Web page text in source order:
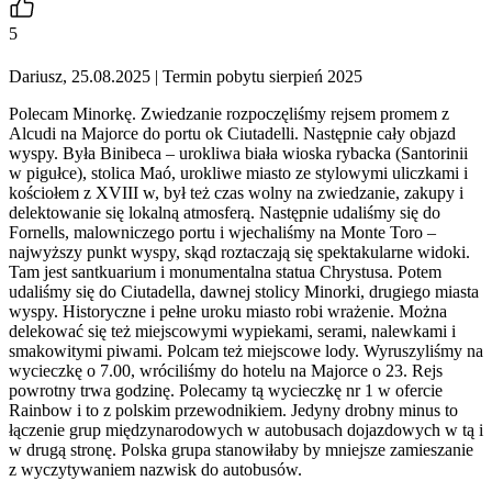
5
Dariusz, 25.08.2025 | Termin pobytu sierpień 2025
Polecam Minorkę. Zwiedzanie rozpoczęliśmy rejsem promem z
Alcudi na Majorce do portu ok Ciutadelli. Następnie cały objazd
wyspy. Była Binibeca – urokliwa biała wioska rybacka (Santorinii
w pigułce), stolica Maó, urokliwe miasto ze stylowymi uliczkami i
kościołem z XVIII w, był też czas wolny na zwiedzanie, zakupy i
delektowanie się lokalną atmosferą. Następnie udaliśmy się do
Fornells, malowniczego portu i wjechaliśmy na Monte Toro –
najwyższy punkt wyspy, skąd roztaczają się spektakularne widoki.
Tam jest santkuarium i monumentalna statua Chrystusa. Potem
udaliśmy się do Ciutadella, dawnej stolicy Minorki, drugiego miasta
wyspy. Historyczne i pełne uroku miasto robi wrażenie. Można
delekować się też miejscowymi wypiekami, serami, nalewkami i
smakowitymi piwami. Polcam też miejscowe lody. Wyruszyliśmy na
wycieczkę o 7.00, wróciliśmy do hotelu na Majorce o 23. Rejs
powrotny trwa godzinę. Polecamy tą wycieczkę nr 1 w ofercie
Rainbow i to z polskim przewodnikiem. Jedyny drobny minus to
łączenie grup międzynarodowych w autobusach dojazdowych w tą i
w drugą stronę. Polska grupa stanowiłaby by mniejsze zamieszanie
z wyczytywaniem nazwisk do autobusów.